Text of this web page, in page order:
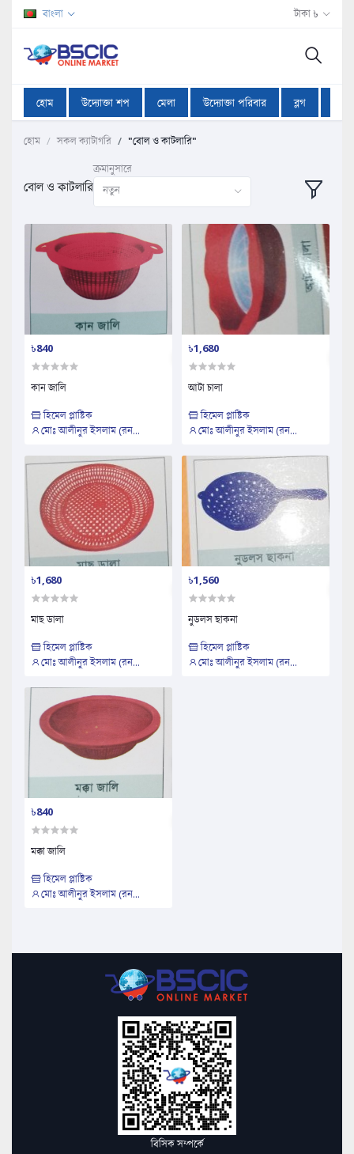
বাংলা টাকা ৳
হোম উদ্যোক্তা শপ মেলা উদ্যোক্তা পরিবার ব্লগ
হোম সকল ক্যাটাগরি "বোল ও কাটলারি"
বোল ও কাটলারি
ক্রমানুসারে
নতুন
৳840
কান জালি
হিমেল প্লাষ্টিক
মোঃ আলীনুর ইসলাম (রন...
৳1,680
আটা চালা
হিমেল প্লাষ্টিক
মোঃ আলীনুর ইসলাম (রন...
৳1,680
মাছ ডালা
হিমেল প্লাষ্টিক
মোঃ আলীনুর ইসলাম (রন...
৳1,560
নুডলস ছাকনা
হিমেল প্লাষ্টিক
মোঃ আলীনুর ইসলাম (রন...
৳840
মক্কা জালি
হিমেল প্লাষ্টিক
মোঃ আলীনুর ইসলাম (রন...
বিসিক সম্পর্কে